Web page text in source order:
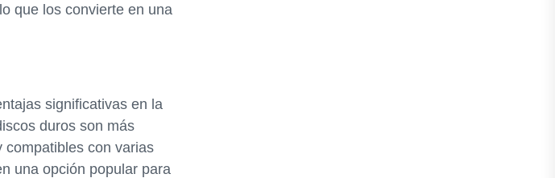
que los convierte en una
significativas en la
duros son más
compatibles con varias
una opción popular para